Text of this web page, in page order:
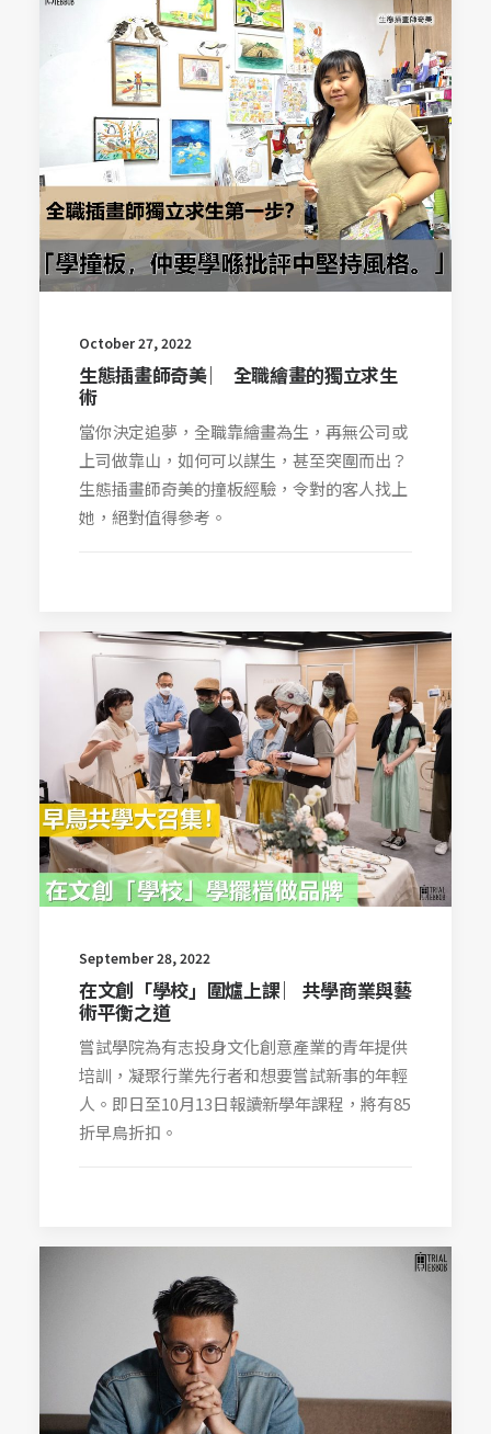
October 27, 2022
生態插畫師奇美 ︳ 全職繪畫的獨立求生
術
當你決定追夢，全職靠繪畫為生，再無公司或
上司做靠山，如何可以謀生，甚至突圍而出？
生態插畫師奇美的撞板經驗，令對的客人找上
她，絕對值得參考。
September 28, 2022
在文創「學校」圍爐上課 ︳共學商業與藝
術平衡之道
嘗試學院為有志投身文化創意產業的青年提供
培訓，凝聚行業先行者和想要嘗試新事的年輕
人。即日至10月13日報讀新學年課程，將有85
折早鳥折扣。